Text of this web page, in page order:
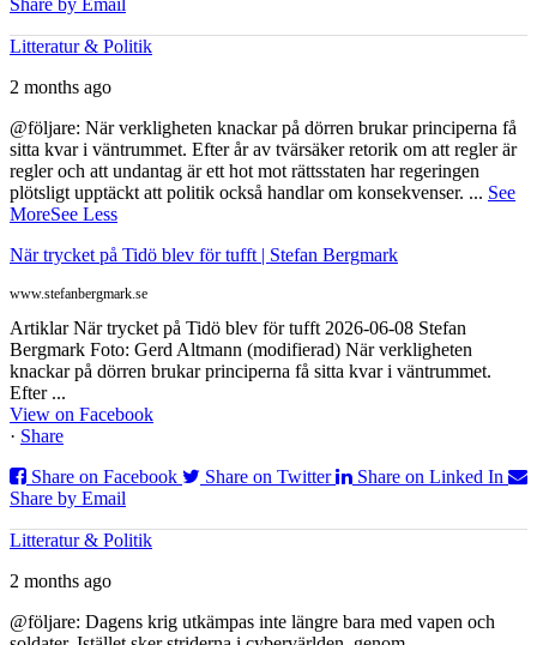
Litteratur & Politik
2 months ago
@följare: När verkligheten knackar på dörren brukar principerna få
sitta kvar i väntrummet. Efter år av tvärsäker retorik om att regler är
regler och att undantag är ett hot mot rättsstaten har regeringen
plötsligt upptäckt att politik också handlar om konsekvenser. ... See
MoreSee Less
När trycket på Tidö blev för tufft | Stefan Bergmark
www.stefanbergmark.se
Artiklar När trycket på Tidö blev för tufft 2026-06-08 Stefan
Bergmark Foto: Gerd Altmann (modifierad) När verkligheten
knackar på dörren brukar principerna få sitta kvar i väntrummet.
Efter ...
View on Facebook
· Share
Share on Facebook
Share on Twitter
Share on Linked In
Share by Email
Litteratur & Politik
2 months ago
@följare: Dagens krig utkämpas inte längre bara med vapen och